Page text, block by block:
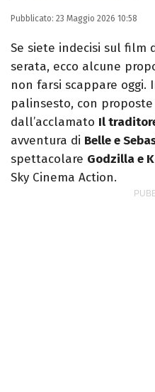
Pubblicato: 23 Maggio 2026 10:58
Se siete indecisi sul film
serata, ecco alcune
non farsi scappare
palinsesto, con
dall’acclamato Il
avventura di Belle e
spettacolare Godzilla e
Sky Cinema Action.